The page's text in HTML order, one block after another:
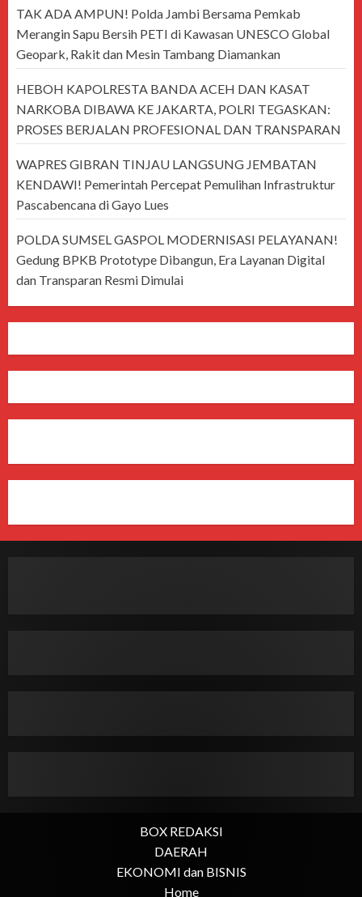
TAK ADA AMPUN! Polda Jambi Bersama Pemkab
Merangin Sapu Bersih PETI di Kawasan UNESCO Global
Geopark, Rakit dan Mesin Tambang Diamankan
HEBOH KAPOLRESTA BANDA ACEH DAN KASAT
NARKOBA DIBAWA KE JAKARTA, POLRI TEGASKAN:
PROSES BERJALAN PROFESIONAL DAN TRANSPARAN
WAPRES GIBRAN TINJAU LANGSUNG JEMBATAN
KENDAWI! Pemerintah Percepat Pemulihan Infrastruktur
Pascabencana di Gayo Lues
POLDA SUMSEL GASPOL MODERNISASI PELAYANAN!
Gedung BPKB Prototype Dibangun, Era Layanan Digital
dan Transparan Resmi Dimulai
BOX REDAKSI
DAERAH
EKONOMI dan BISNIS
Home